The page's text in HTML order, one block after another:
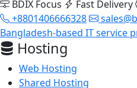
BDIX Focus
Fast Delivery
+8801406666328
Bangladesh-based IT service
Hosting
Web Hosting
Shared Hosting